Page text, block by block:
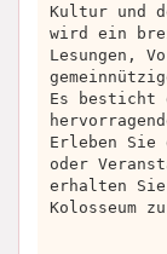
Kultur und
wird ein
Lesungen,
Es besticht
Erleben Sie
oder
erhalten
Kolosseum